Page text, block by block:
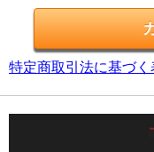
特定商取引法に基づ